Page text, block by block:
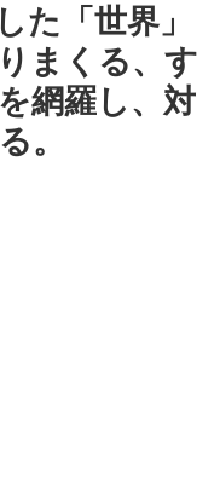
た「世界」
まくる、す
網羅し、対
。